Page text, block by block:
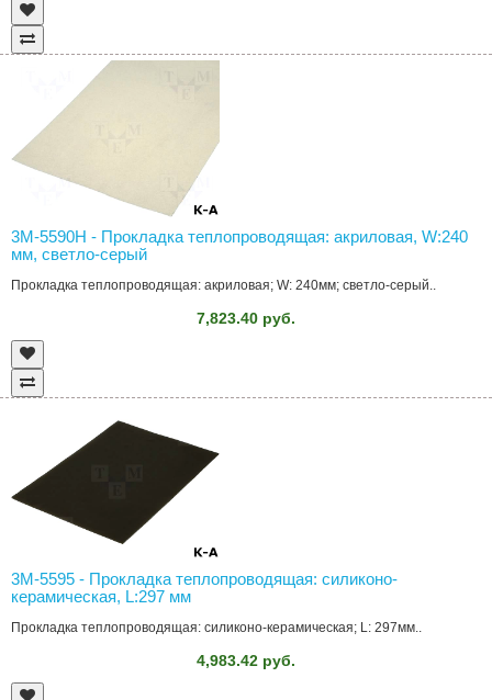
3M-5590H - Прокладка теплопроводящая: акриловая, W:240
мм, светло-серый
Прокладка теплопроводящая: акриловая; W: 240мм; светло-серый..
7,823.40 руб.
3M-5595 - Прокладка теплопроводящая: силиконо-
керамическая, L:297 мм
Прокладка теплопроводящая: силиконо-керамическая; L: 297мм..
4,983.42 руб.